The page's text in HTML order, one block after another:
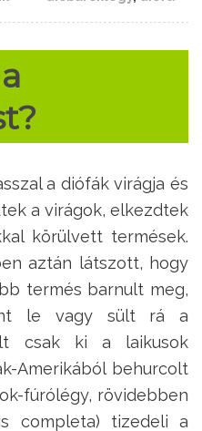
a diófák virágja és
a virágok, elkezdtek
körülvett termések.
aztán látszott, hogy
termés barnult meg,
le vagy sült rá a
csak ki a laikusok
Amerikából behurcolt
fúrólégy, rövidebben
completa) tizedeli a